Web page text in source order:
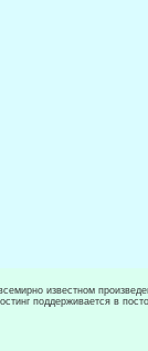
известном
поддерживается в